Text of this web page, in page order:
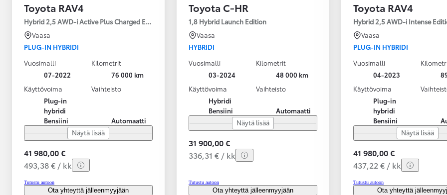
Toyota RAV4
Hybrid 2,5 AWD-i Active Plus Charged Edition
Vaasa
PLUG-IN HYBRIDI
Vuosimalli
07-2022
Kilometrit
76 000 km
Käyttövoima
Plug-in
hybridi
Bensiini
Vaihteisto
Automaatti
Näytä lisää
41 980,00 €
493,38 € / kk
Tutustu autoon
Ota yhteyttä jälleenmyyjään
Toyota C-HR
1,8 Hybrid Launch Edition
Vaasa
HYBRIDI
Vuosimalli
03-2024
Kilometrit
48 000 km
Käyttövoima
Hybridi
Bensiini
Vaihteisto
Automaatti
Näytä lisää
31 900,00 €
336,31 € / kk
Tutustu autoon
Ota yhteyttä jälleenmyyjään
Toyota RAV4
Hybrid 2,5 AWD-i Intense
Vaasa
PLUG-IN HYBRIDI
Vuosimalli
04-2023
Käyttövoima
Plug-in
hybridi
Bensiini
Näytä lisää
41 980,00 €
437,22 € / kk
Tutustu autoon
Ota yhteyttä